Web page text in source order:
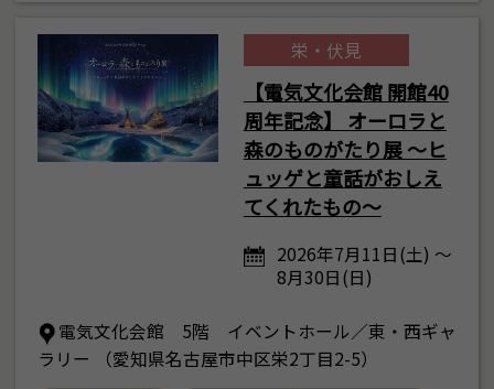
栄・伏見
【電気文化会館 開館40
周年記念】 オーロラと
森のものがたり展 ～ヒ
ュッゲと童話がおしえ
てくれたもの～
2026年7月11日(土) ～
8月30日(日)
電気文化会館 5階 イベントホール／東・西ギャ
ラリー （愛知県名古屋市中区栄2丁目2-5）